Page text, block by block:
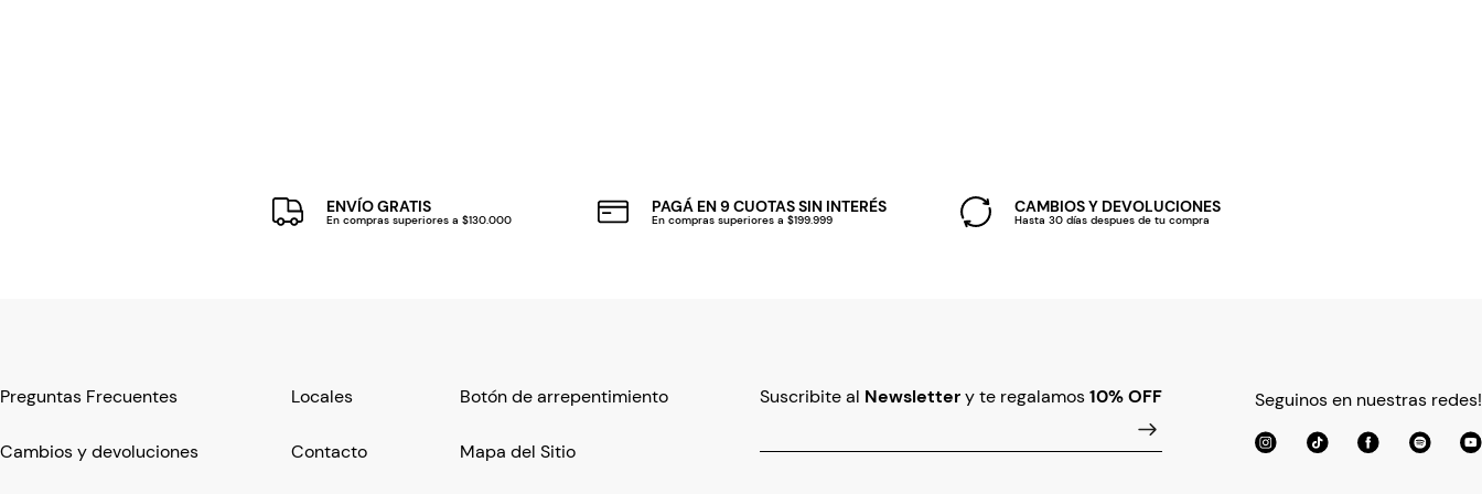
ENVÍO GRATIS
En compras superiores a $130.000
PAGÁ EN 9 CUOTAS SIN INTERÉS
En compras superiores a $199.999
CAMBIOS Y DEVOLUCIONES
Hasta 30 días despues de tu compra
Preguntas Frecuentes
Cambios y devoluciones
Locales
Contacto
Botón de arrepentimiento
Mapa del Sitio
Suscribite al Newslettery te regalamos10% OFF Seguinos en nuestras redes!